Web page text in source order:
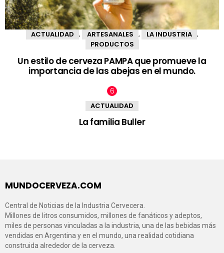
ACTUALIDAD , ARTESANALES , LA INDUSTRIA ,
PRODUCTOS
Un estilo de cerveza PAMPA que promueve la
importancia de las abejas en el mundo.
ACTUALIDAD
La familia Buller
MUNDOCERVEZA.COM
Central de Noticias de la Industria Cervecera.
Millones de litros consumidos, millones de fanáticos y adeptos,
miles de personas vinculadas a la industria, una de las bebidas más
vendidas en Argentina y en el mundo, una realidad cotidiana
construida alrededor de la cerveza.